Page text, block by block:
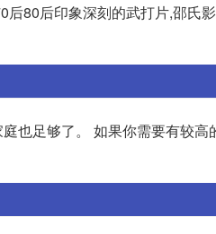
80后印象深刻的武打片,邵氏
也足够了。 如果你需要有较